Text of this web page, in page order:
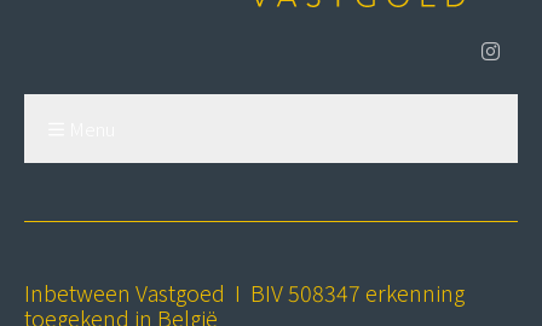
Inbetween Vastgoed I BIV 508347 erkenning
toegekend in België